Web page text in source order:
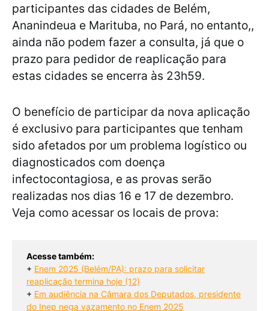
participantes das cidades de Belém,
Ananindeua e Marituba, no Pará, no entanto,,
ainda não podem fazer a consulta, já que o
prazo para pedidor de reaplicação para
estas cidades se encerra às 23h59.
O benefício de participar da nova aplicação
é exclusivo para participantes que tenham
sido afetados por um problema logístico ou
diagnosticados com doença
infectocontagiosa, e as provas serão
realizadas nos dias 16 e 17 de dezembro.
Veja como acessar os locais de prova:
Acesse também:
+ Enem 2025 (Belém/PA): prazo para solicitar
reaplicação termina hoje (12)
+ Em audiência na Câmara dos Deputados, presidente
do Inep nega vazamento no Enem 2025